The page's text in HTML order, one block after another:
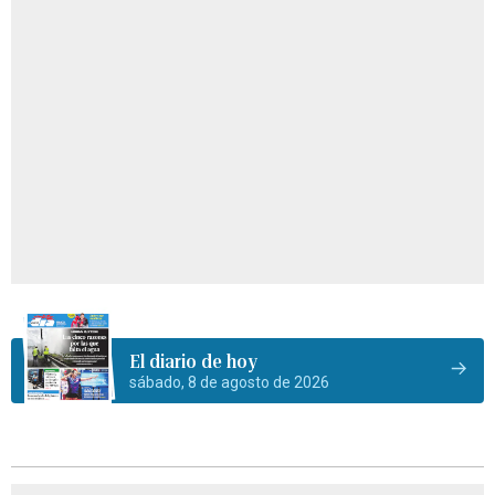
El diario de hoy
sábado, 8 de agosto de 2026